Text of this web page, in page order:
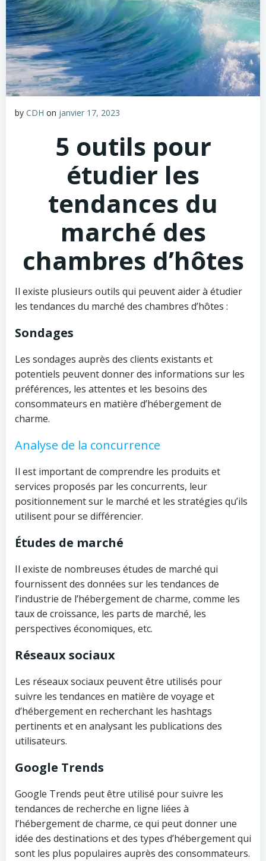
by CDH on janvier 17, 2023
5 outils pour
étudier les
tendances du
marché des
chambres d’hôtes
Il existe plusieurs outils qui peuvent aider à étudier
les tendances du marché des chambres d’hôtes :
Sondages
Les sondages auprès des clients existants et
potentiels peuvent donner des informations sur les
préférences, les attentes et les besoins des
consommateurs en matière d’hébergement de
charme.
Analyse de la concurrence
Il est important de comprendre les produits et
services proposés par les concurrents, leur
positionnement sur le marché et les stratégies qu’ils
utilisent pour se différencier.
Études de marché
Il existe de nombreuses études de marché qui
fournissent des données sur les tendances de
l’industrie de l’hébergement de charme, comme les
taux de croissance, les parts de marché, les
perspectives économiques, etc.
Réseaux sociaux
Les réseaux sociaux peuvent être utilisés pour
suivre les tendances en matière de voyage et
d’hébergement en recherchant les hashtags
pertinents et en analysant les publications des
utilisateurs.
Google Trends
Google Trends peut être utilisé pour suivre les
tendances de recherche en ligne liées à
l’hébergement de charme, ce qui peut donner une
idée des destinations et des types d’hébergement qui
sont les plus populaires auprès des consommateurs.